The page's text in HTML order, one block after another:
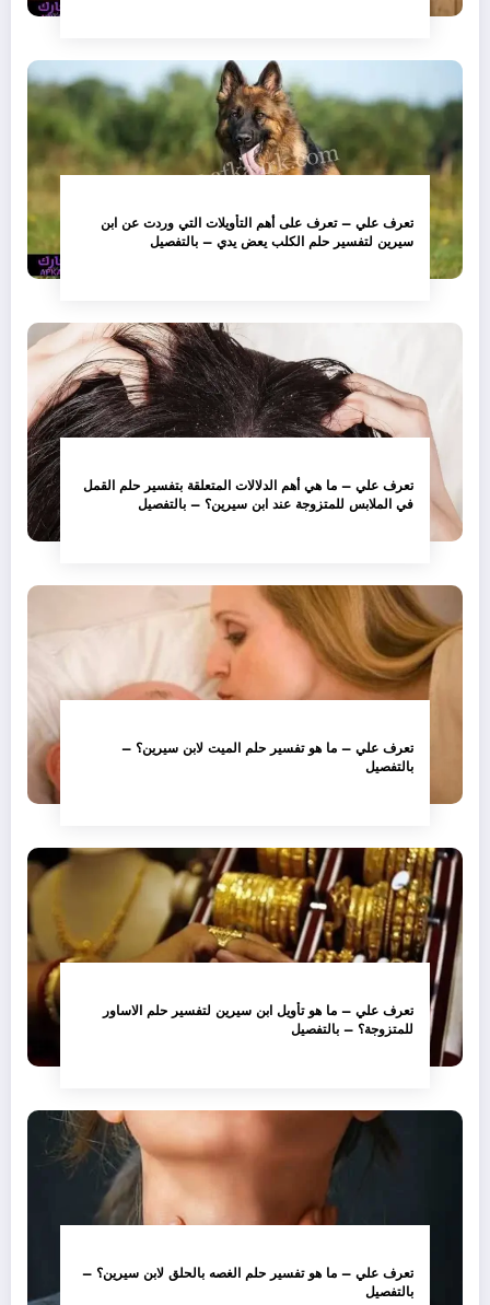
تعرف علي – تعرف على أهم التأويلات التي وردت عن ابن
سيرين لتفسير حلم الكلب يعض يدي – بالتفصيل
تعرف علي – ما هي أهم الدلالات المتعلقة بتفسير حلم القمل
في الملابس للمتزوجة عند ابن سيرين؟ – بالتفصيل
تعرف علي – ما هو تفسير حلم الميت لابن سيرين؟ –
بالتفصيل
تعرف علي – ما هو تأويل ابن سيرين لتفسير حلم الاساور
للمتزوجة؟ – بالتفصيل
تعرف علي – ما هو تفسير حلم الغصه بالحلق لابن سيرين؟ –
بالتفصيل